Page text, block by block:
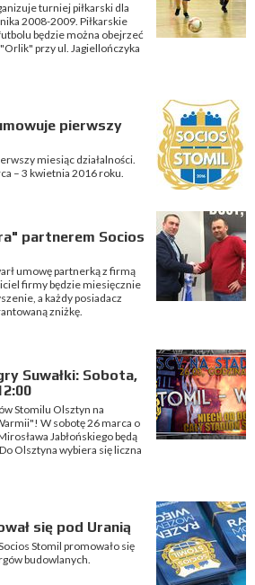
turniej piłkarski dla
2008-2009. Piłkarskie
będzie można obejrzeć
przy ul. Jagiellończyka
pierwszy
miesiąc działalności.
– 3 kwietnia 2016 roku.
partnerem Socios
umowę partnerką z firmą
firmy będzie miesięcznie
a każdy posiadacz
zniżkę.
Suwałki: Sobota,
Stomilu Olsztyn na
W sobotę 26 marca o
Jabłońskiego będą
Olsztyna wybiera się liczna
się pod Uranią
Stomil promowało się
budowlanych.